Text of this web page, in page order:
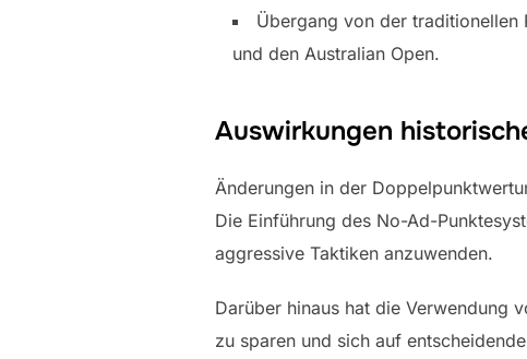
Übergang von der traditionellen
und den Australian Open.
Auswirkungen
Änderungen in der
Die Einführung des No-Ad-
aggressive Taktiken anzuwenden.
Darüber hinaus hat die Verwendung
zu sparen und sich auf